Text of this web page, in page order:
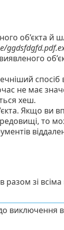
об’єкта й
не має
хеш.
Якщо ви
то
разом зі
виключення